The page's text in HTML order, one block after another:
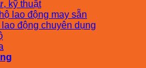
kỹ thuật
lao động may sẵn
động chuyên dụng